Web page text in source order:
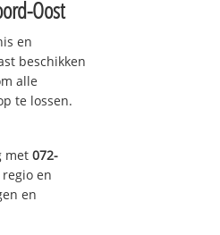
Oost
en
beschikken
alle
te lossen.
met 072-
en
en